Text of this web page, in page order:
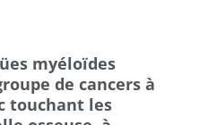
myéloïdes
de cancers à
touchant les